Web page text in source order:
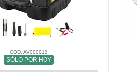
COD. AV000012
SÓLO POR HOY